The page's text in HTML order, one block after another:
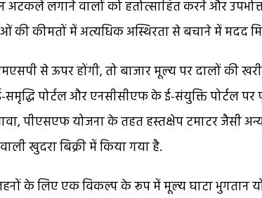
अटकलें लगाने वालों को हतोत्साहित करने और
की कीमतों में अत्यधिक अस्थिरता से बचाने में मदद
से ऊपर होंगी, तो बाजार मूल्य पर दालों की
पोर्टल और एनसीसीएफ के ई-संयुक्ति पोर्टल पर
पीएसएफ योजना के तहत हस्तक्षेप टमाटर जैसी
खुदरा बिक्री में किया गया है.
के लिए एक विकल्प के रूप में मूल्य घाटा भुगतान